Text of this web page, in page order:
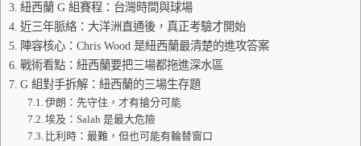
紐西蘭 G 組賽程：台灣時間與球場
近三年脈絡：大洋洲直通後，真正考驗才開始
陣容核心：Chris Wood 是紐西蘭最清楚的進攻答案
戰術看點：紐西蘭要把三場都拖進深水區
G 組對手拆解：紐西蘭的三場生存題
伊朗：先守住，才有搶分可能
埃及：Salah 是最大危險
比利時：最難，但也可能有輪替窗口